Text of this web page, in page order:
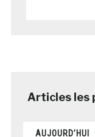
AUJOURD’HUI